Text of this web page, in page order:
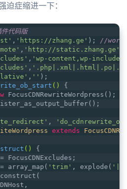
迫症缩进一下：
代码版
, 'https://zhang.ge' ); //
, 'http://static.zhang.ge'
, 'wp-content,wp-
,
, '' );
()
{
FocusCDNRewriteWordpress();
,
extends
()
{
FocusCDNExcludes;
array_map(
'trim' , explode( '|'